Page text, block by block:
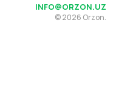
INFO@ORZON.UZ
©2026 Orzon.